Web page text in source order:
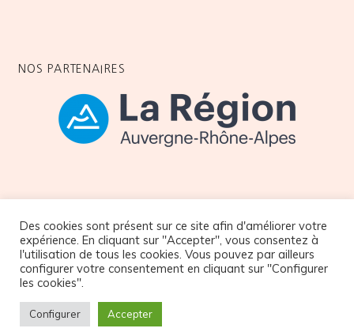
NOS PARTENAIRES
© Copyright Atelier32
Des cookies sont présent sur ce site afin d'améliorer votre
expérience. En cliquant sur "Accepter", vous consentez à
l'utilisation de tous les cookies. Vous pouvez par ailleurs
configurer votre consentement en cliquant sur "Configurer
les cookies".
Configurer Accepter